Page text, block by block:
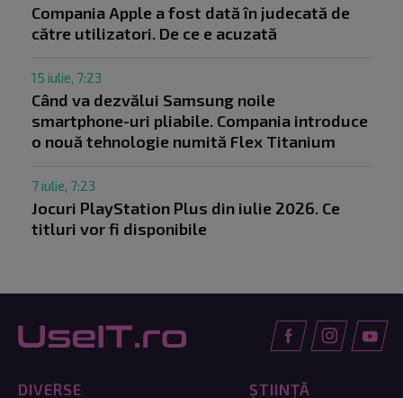
Compania Apple a fost dată în judecată de
către utilizatori. De ce e acuzată
15 iulie, 7:23
Când va dezvălui Samsung noile
smartphone-uri pliabile. Compania introduce
o nouă tehnologie numită Flex Titanium
7 iulie, 7:23
Jocuri PlayStation Plus din iulie 2026. Ce
titluri vor fi disponibile
DIVERSE ȘTIINȚĂ